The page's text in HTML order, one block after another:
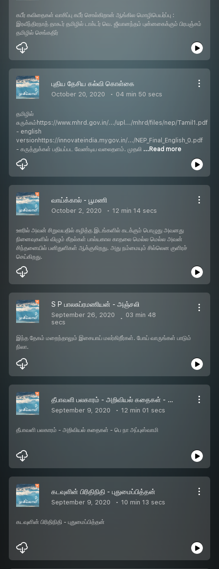
கபீர் கவிதைகள் வாசிப்பு கபீர் சொல்கிறான் ஆங்கில மொழிபெயர்ப்பு :
இரவீந்திரநாத் தாகூர் தமிழில் டாக்டர் வெ. ஜீவானந்தம் புன்னகைக்கும் பிரபஞ்சம்
தமிழில் செங்கதிர்
புதிய தேசிய கல்வி கொள்கை
October 20, 2020 04 min 50 secs
தமிழில்
சுருக்கம்https://www.mhrd.gov.in/.../upl.../mhrd/files/nep/Tamil1.pdf
- english
versionhttps://innovateindia.mygov.in/.../NEP_Final_English_0.pdf
- கருத்துக்கள் பதியப்பட வேண்டிய வலைதளம். முதலி ...Read more
வாய்க்கால் - பூமணி
October 2, 2020 12 min 14 secs
ஊரில் அவன் சிறுவயதில் கழித்த இடங்களில் கடக்கும் பொழுது அவனது
நினைவுகளில் விழும் கீறல்கள் பால்யகால காதலை மெல்ல மெல்ல அவன்
சிந்தனையில் பனிதுளிகள் ஆக்குகிறது. அது நம்மையும் சில்லென குளிரச்
செய்கிறது.
S P பாலசுப்ரமணியன் - அஞ்சலி
September 26, 2020
03 min 48
secs
இந்த தேகம் மறைந்தாலும் இசையாய் மலர்கிறீர்கள். போய் வாருங்கள் பாடும்
நிலா.
தீபாவளி பலகாரம் - அறிவியல் கதைகள் - பெ நா அப்புஸ்வாமி
September 9, 2020 12 min 01 secs
தீபாவளி பலகாரம் - அறிவியல் கதைகள் - பெ நா அப்புஸ்வாமி
கடவுளின் பிரிதிநிதி - புதுமைப்பித்தன்
September 9, 2020 10 min 13 secs
கடவுளின் பிரிதிநிதி - புதுமைப்பித்தன்